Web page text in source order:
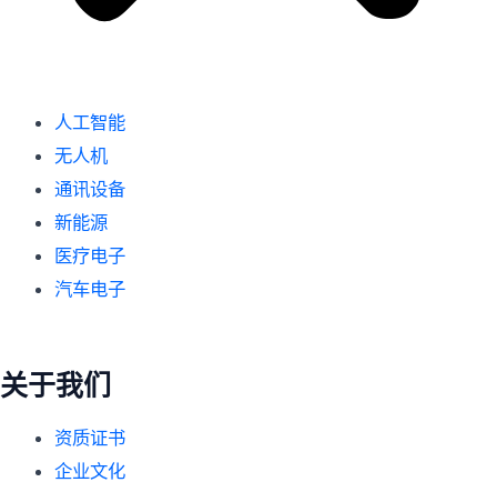
人工智能
无人机
通讯设备
新能源
医疗电子
汽车电子
关于我们
资质证书
企业文化